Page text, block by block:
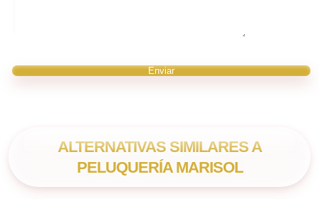
ALTERNATIVAS SIMILARES A
PELUQUERÍA MARISOL